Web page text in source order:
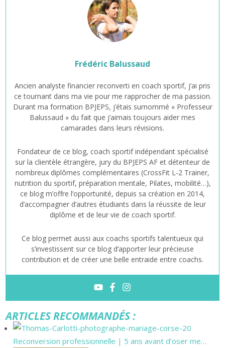
Frédéric Balussaud
Ancien analyste financier reconverti en coach sportif, j’ai pris
ce tournant dans ma vie pour me rapprocher de ma passion.
Durant ma formation BPJEPS, j’étais surnommé « Professeur
Balussaud » du fait que j’aimais toujours aider mes
camarades dans leurs révisions.
Fondateur de ce blog, coach sportif indépendant spécialisé
sur la clientèle étrangère, jury du BPJEPS AF et détenteur de
nombreux diplômes complémentaires (CrossFit L-2 Trainer,
nutrition du sportif, préparation mentale, Pilates, mobilité…),
ce blog m’offre l’opportunité, depuis sa création en 2014,
d’accompagner d’autres étudiants dans la réussite de leur
diplôme et de leur vie de coach sportif.
Ce blog permet aussi aux coachs sportifs talentueux qui
s’investissent sur ce blog d’apporter leur précieuse
contribution et de créer une belle entraide entre coachs.
ARTICLES RECOMMANDÉS :
Reconversion professionnelle | 5 ans avant d’oser me…